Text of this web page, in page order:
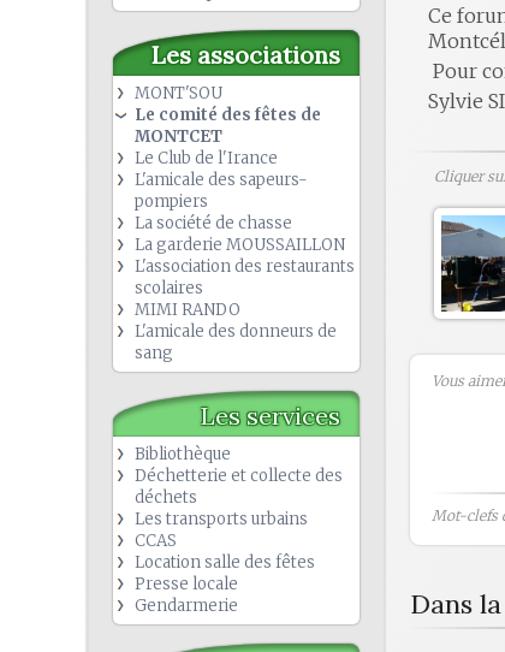
Les associations
MONT'SOU
Le comité des fêtes de
MONTCET
Le Club de l'Irance
L'amicale des sapeurs-
pompiers
La société de chasse
La garderie MOUSSAILLON
L'association des restaurants
scolaires
MIMI RANDO
L'amicale des donneurs de
sang
Les services
Bibliothèque
Déchetterie et collecte des
déchets
Les transports urbains
CCAS
Location salle des fêtes
Presse locale
Gendarmerie
Ce
Pour
Sylvie
Cliquer
Vous
Mot-clefs
Dans